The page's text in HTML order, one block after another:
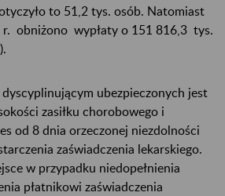
to 51,2 tys. osób. Natomiast
obniżono wypłaty o 151 816,3 tys.
ubezpieczonych jest
zasiłku chorobowego i
od 8 dnia orzeczonej niezdolności
zaświadczenia lekarskiego.
w przypadku niedopełnienia
płatnikowi zaświadczenia